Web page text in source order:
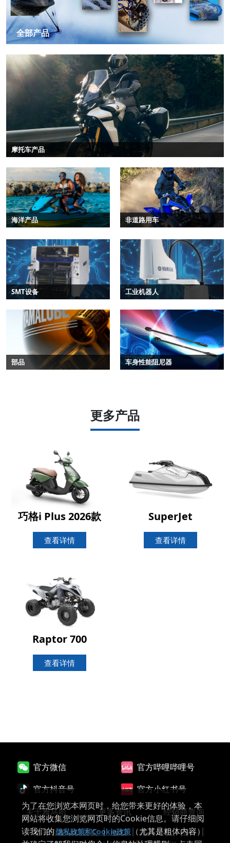
全部产品
摩托车产品
海洋产品 非道路用车
SMT设备 工业机器人
部品 车身性能阻尼器
更多产品
巧格i Plus 2026款
查看详情
SuperJet
查看详情
Raptor 700
查看详情
官方微信
官方哔哩哔哩号
官方抖音号
官方小红书号
关于雅马哈
更多资讯
经销商查询
雅马哈发动机首页
版权
推荐环境、插件
为了在您浏览本网页时，给您带来更好的体验，本
网站将收集您浏览网页时的Cookie信息。请仔细阅
读我们的隐私政策和Cookie政策（尤其是粗体内容）